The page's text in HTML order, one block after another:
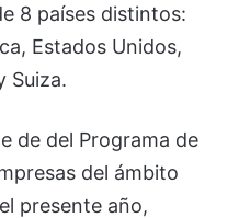
8 países distintos:
Estados Unidos,
Suiza.
de del Programa de
del ámbito
presente año,